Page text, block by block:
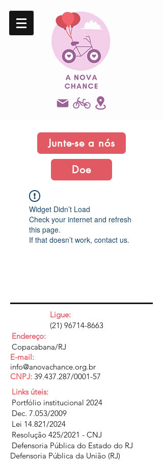
Junte-se a nós
Doe
Widget Didn’t Load
Check your internet and refresh
this page.
If that doesn’t work, contact us.
Ligue:
(21) 96714-8663
Endereço:
Copacabana/RJ
E-mail:
info@anovachance.org.br
CNPJ: 39.437.287/0001-57
Links úteis:
Portfólio institucional 2024
Dec. 7.053/2009
Lei 14.821/2024
Resolução 425/2021 - CNJ
Defensoria Pública do Estado do RJ
Defensoria Pública da União (RJ)